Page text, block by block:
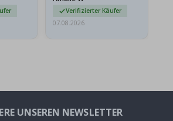
Verifizierter Käufer
07.08.2026
UNSEREN NEWSLETTER